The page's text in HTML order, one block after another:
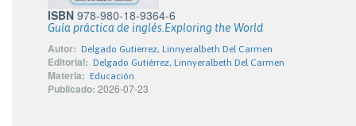
ISBN 978-980-18-9364-6
Guía práctica de inglés.Exploring the World
Autor: Delgado Gutierrez, Linnyeralbeth Del Carmen
Editorial: Delgado Gutiérrez, Linnyeralbeth Del Carmen
Materia: Educación
Publicado: 2026-07-23